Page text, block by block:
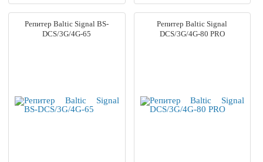
Репитер Baltic Signal BS-
DCS/3G/4G-65
Репитер Baltic Signal
DCS/3G/4G-80 PRO